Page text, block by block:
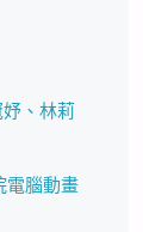
妤、林莉
電腦動畫